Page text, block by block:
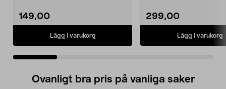
149,00
Lägg i varukorg
299,00
Lägg i varukorg
Ovanligt bra pris på vanliga saker